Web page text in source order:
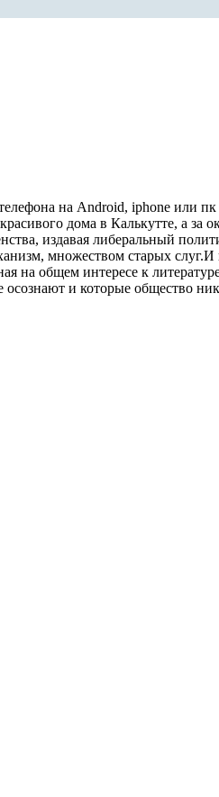
на Android, iphone или
дома в Калькутте, а
издавая либеральный
множеством старых
на общем интересе к
осознают и которые общество